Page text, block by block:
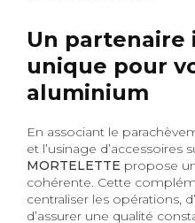
Un partenaire
unique pour
aluminium
En associant le
et l’usinage d’accessoires
MORTELETTE propose
cohérente. Cette
centraliser les opérations,
d’assurer une qualité